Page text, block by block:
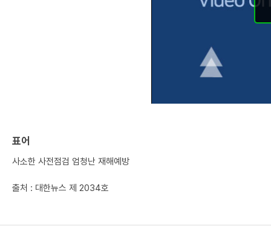
표어
사소한 사전점검 엄청난 재해예방
출처 : 대한뉴스 제 2034호